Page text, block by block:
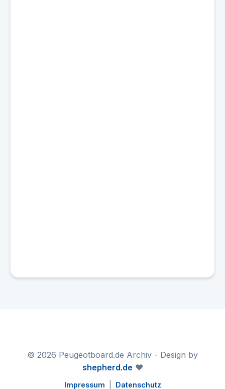
© 2026 Peugeotboard.de Archiv - Design by
shepherd.de ❤️
Impressum Datenschutz